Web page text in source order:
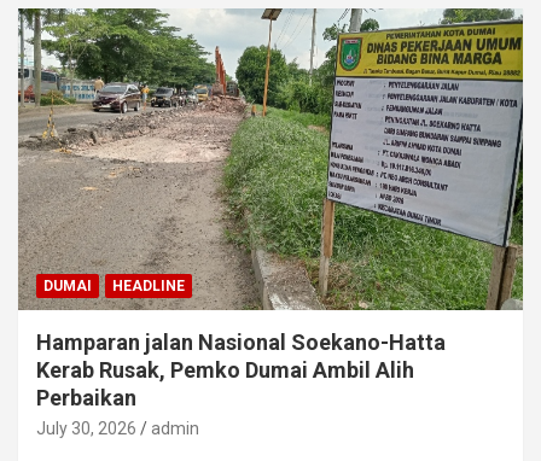
DUMAI HEADLINE
Hamparan jalan Nasional Soekano-Hatta
Kerab Rusak, Pemko Dumai Ambil Alih
Perbaikan
July 30, 2026 admin